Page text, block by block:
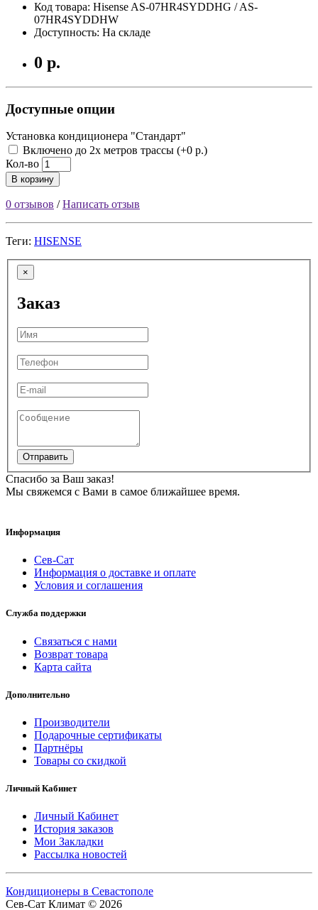
Код товара: Hisense AS-07HR4SYDDHG / AS-
07HR4SYDDHW
Доступность: На складе
0 р.
Доступные опции
Установка кондиционера "Стандарт"
Включено до 2х метров трассы (+0 р.)
Кол-во
В корзину
0 отзывов /Написать отзыв
Теги: HISENSE
×
Заказ
Отправить
Спасибо за Ваш заказ!
Мы свяжемся с Вами в самое ближайшее время.
Информация
Сев-Сат
Информация о доставке и оплате
Условия и соглашения
Служба поддержки
Связаться с нами
Возврат товара
Карта сайта
Дополнительно
Производители
Подарочные сертификаты
Партнёры
Товары со скидкой
Личный Кабинет
Личный Кабинет
История заказов
Мои Закладки
Рассылка новостей
Кондиционеры в Севастополе
Сев-Сат Климат © 2026